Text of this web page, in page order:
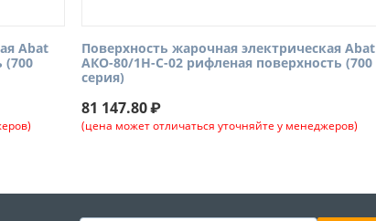
Abat
(700
Поверхность жарочная электрическая Abat
АКО-80/1Н-С-02 рифленая поверхность (700
серия)
81 147.80₽
(цена может отличаться уточняйте у менеджеров)